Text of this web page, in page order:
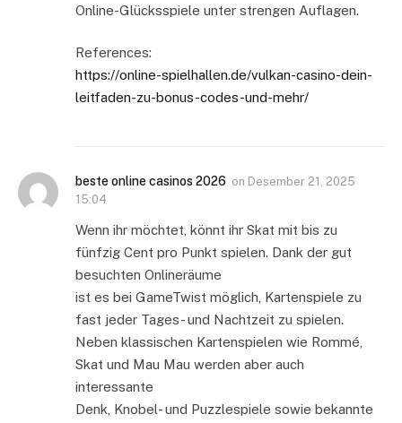
Online-Glücksspiele unter strengen Auflagen.
References:
https://online-spielhallen.de/vulkan-casino-dein-
leitfaden-zu-bonus-codes-und-mehr/
beste online casinos 2026 on Desember 21, 2025
15:04
Wenn ihr möchtet, könnt ihr Skat mit bis zu
fünfzig Cent pro Punkt spielen. Dank der gut
besuchten Onlineräume
ist es bei GameTwist möglich, Kartenspiele zu
fast jeder Tages- und Nachtzeit zu spielen.
Neben klassischen Kartenspielen wie Rommé,
Skat und Mau Mau werden aber auch
interessante
Denk, Knobel- und Puzzlespiele sowie bekannte